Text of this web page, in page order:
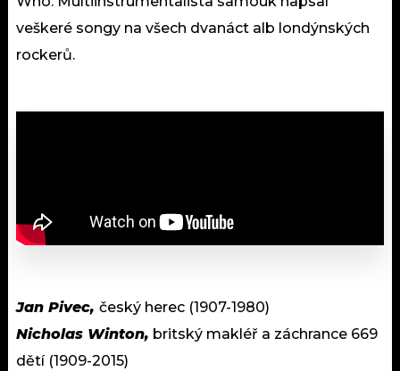
veškeré songy na všech dvanáct alb londýnských
rockerů.
Jan Pivec, český herec (1907-1980)
Nicholas Winton, britský makléř a záchrance 669
dětí (1909-2015)